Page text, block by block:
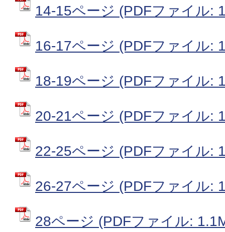
14-15ページ (PDFファイル:
16-17ページ (PDFファイル:
18-19ページ (PDFファイル:
20-21ページ (PDFファイル:
22-25ページ (PDFファイル:
26-27ページ (PDFファイル:
28ページ (PDFファイル: